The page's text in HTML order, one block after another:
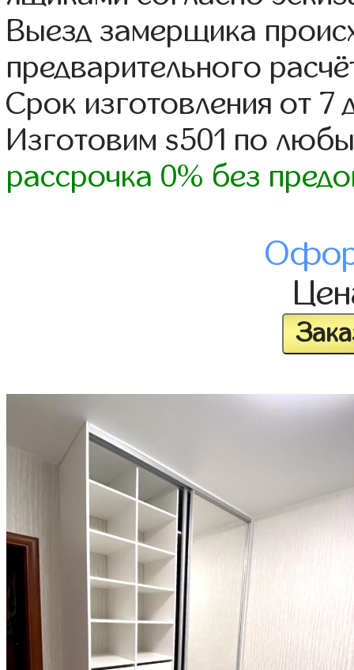
Выезд замерщика
предварительного
Срок изготовления от 7
Изготовим s501 по
рассрочка 0% без